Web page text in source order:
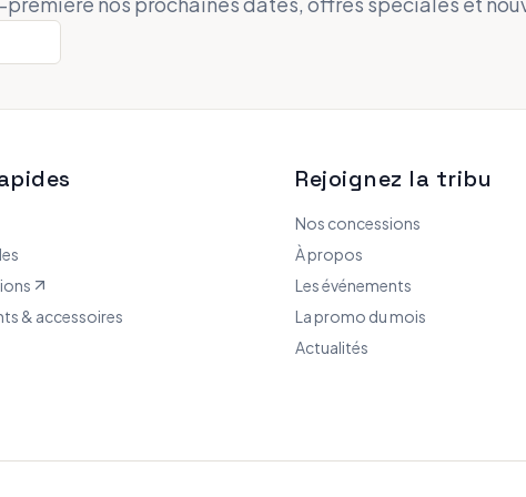
& accessoires
Rejoignez la tribu
Nos concessions
À propos
Les événements
La promo du mois
Actualités